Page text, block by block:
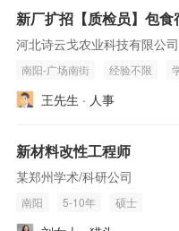
河北诗云戈农业科技有限公司
南阳-广场南街 经验不限
王先生 · 人事
新材料改性工程师
某郑州学术/科研公司
南阳 5-10年 硕士